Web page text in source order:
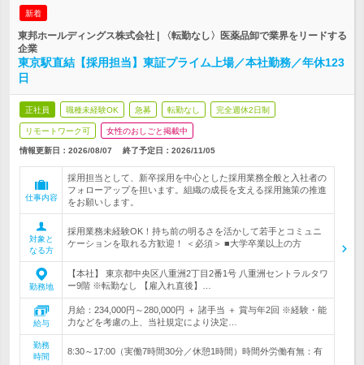
新着
東邦ホールディングス株式会社 | 〈転勤なし〉医薬品卸で業界をリードする
企業
東京駅直結【採用担当】東証プライム上場／本社勤務／年休123
日
正社員 職種未経験OK 急募 転勤なし 完全週休2日制
リモートワーク可 女性のおしごと掲載中
情報更新日：2026/08/07 終了予定日： 2026/11/05
仕事内容
採用担当として、新卒採用を中心とした採用業務全般と入社者の
フォローアップを担います。組織の成長を支える採用施策の推進
をお願いします。
対象と
なる方
採用業務未経験OK！持ち前の明るさを活かして若手とコミュニ
ケーションを取れる方歓迎！ ＜必須＞ ■大学卒業以上の方
勤務地
【本社】 東京都中央区八重洲2丁目2番1号 八重洲セントラルタワ
ー9階 ※転勤なし 【雇入れ直後】…
給与
月給：234,000円～280,000円 ＋ 諸手当 ＋ 賞与年2回 ※経験・能
力などを考慮の上、当社規定により決定…
勤務
時間
8:30～17:00（実働7時間30分／休憩1時間）時間外労働有無：有